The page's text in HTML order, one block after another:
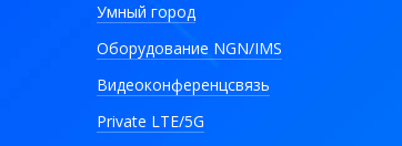
Умный город
Оборудование NGN/IMS
Видеоконференцсвязь
Private LTE/5G